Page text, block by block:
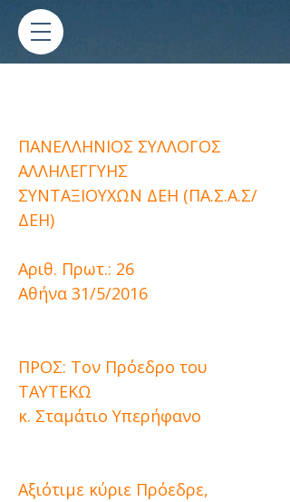
ΠΑΝΕΛΛΗΝΙΟΣ ΣΥΛΛΟΓΟΣ
ΑΛΛΗΛΕΓΓΥΗΣ
ΣΥΝΤΑΞΙΟΥΧΩΝ ΔΕΗ (ΠΑ.Σ.Α.Σ/
ΔΕΗ)
Αριθ. Πρωτ.: 26
Αθήνα 31/5/2016
ΠΡΟΣ: Τον Πρόεδρο του
ΤΑΥΤΕΚΩ
κ. Σταμάτιο Υπερήφανο
Αξιότιμε κύριε Πρόεδρε,